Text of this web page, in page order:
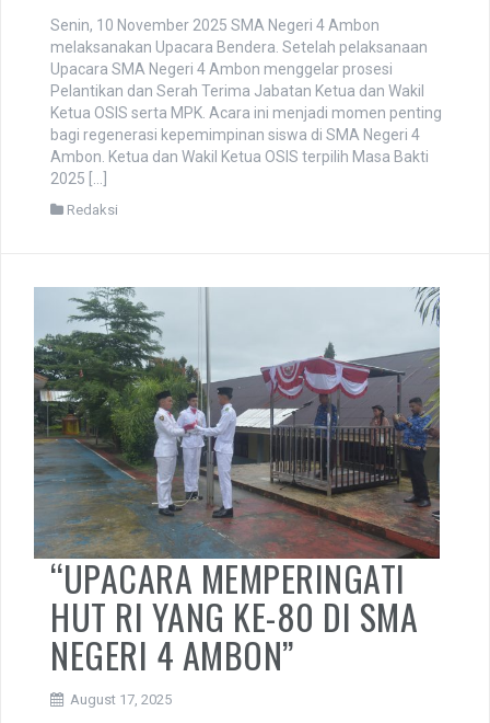
Senin, 10 November 2025 SMA Negeri 4 Ambon
melaksanakan Upacara Bendera. Setelah pelaksanaan
Upacara SMA Negeri 4 Ambon menggelar prosesi
Pelantikan dan Serah Terima Jabatan Ketua dan Wakil
Ketua OSIS serta MPK. Acara ini menjadi momen penting
bagi regenerasi kepemimpinan siswa di SMA Negeri 4
Ambon. Ketua dan Wakil Ketua OSIS terpilih Masa Bakti
2025 […]
Redaksi
“UPACARA MEMPERINGATI
HUT RI YANG KE-80 DI SMA
NEGERI 4 AMBON”
August 17, 2025